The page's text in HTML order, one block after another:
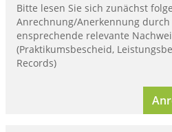
Bitte lesen Sie sich zunächst
Anrechnung/Anerkennung durch
ensprechende relevante
(Praktikumsbescheid,
Records)